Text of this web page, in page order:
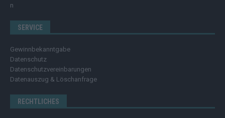
SERVICE
Gewinnbekanntgabe
Datenschutz
Datenschutzvereinbarungen
Datenauszug & Löschanfrage
RECHTLICHES